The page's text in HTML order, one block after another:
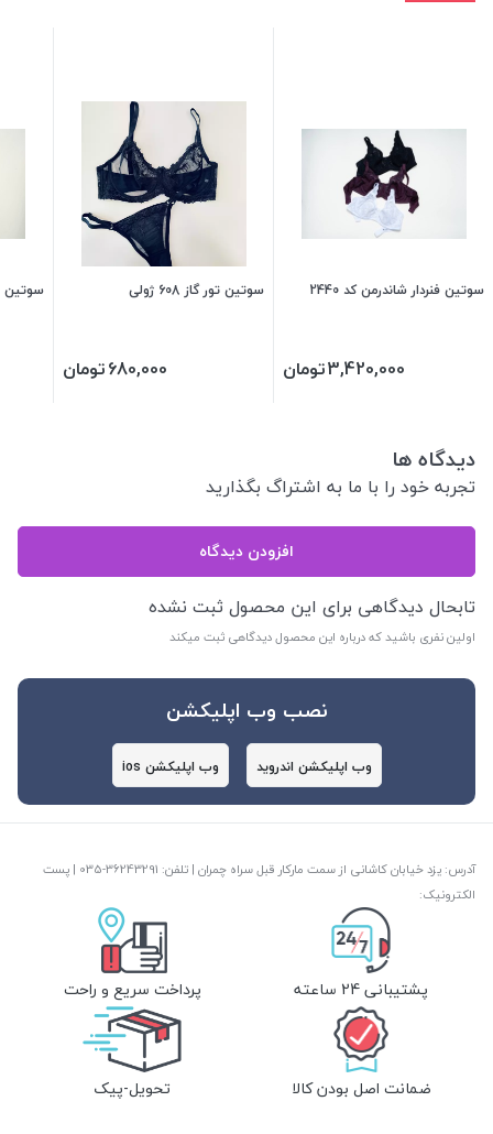
سوتین فنردار شاندرمن کد 2440
3,420,000تومان
سوتین تور گاز 608 ژولی
680,000تومان
سوتین
دیدگاه ها
تجربه خود را با ما به اشتراگ بگذارید
افزودن دیدگاه
تابحال دیدگاهی برای این محصول ثبت نشده
اولین نفری باشید که درباره این محصول دیدگاهی ثبت میکند
نصب وب اپلیکشن
وب اپلیکشن اندروید وب اپلیکشن ios
آدرس: یزد خیابان کاشانی از سمت مارکار قبل سراه چمران | تلفن: ‎035-36243291 | پست
الکترونیک:
پشتیبانی 24 ساعته پرداخت سریع و راحت
ضمانت اصل بودن کالا تحویل-پیک